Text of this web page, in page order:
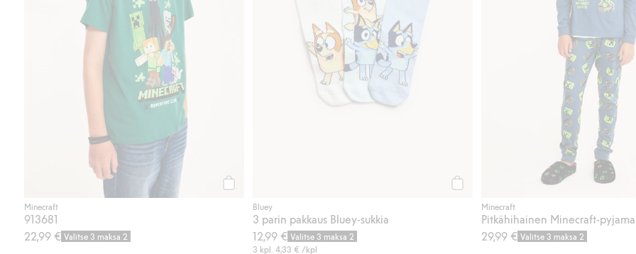
Minecraft
913681
22,99 € Valitse 3 maksa 2
Bluey
3 parin pakkaus Bluey-sukkia
12,99 € Valitse 3 maksa 2
3 kpl. 4,33 € /kpl
Minecraft
29,99 € Valitse 3 maksa 2